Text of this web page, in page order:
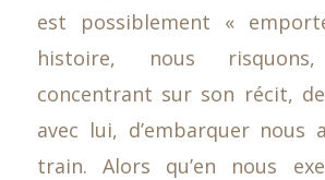
est possiblement «
histoire, nous
concentrant sur son récit,
avec lui, d’embarquer nous
train. Alors qu’en nous